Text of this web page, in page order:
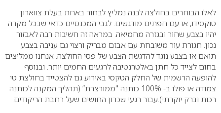
לאלו הבוחרים בחולצה לבנה נמליץ לבחור באחת בעלת צווארון
טוקסידו, או עם חפתים מודגשים. לגבי המכנסיים כדאי שבכל מקרה
יהיו בצבע שחור ובגזרה מחמיאה. במראה זה חשיבות רבה לאבזור
נכון. חגורת עור משובחת עם אבזם מבריק ורצוי גם עניבה בצבע
תואם או בצבע נוגד להדגשת הצבע של פסי החולצה. אנחנו ממליצים
בחום לצייד כל חתן באלטרנטיבה לרגעים החמים יותר. ובנוסף
להופעה הרשמית של החלק הטקסי באירוע גם להצטייד בחולצת טי
צמודה או פולו ב- 100% כותנה "ממורצרת” (תהליך המקנה לכותנה
רכות וברק יוקרתי).עבור רגעי שכרון החושים שעל רחבת הריקודים.